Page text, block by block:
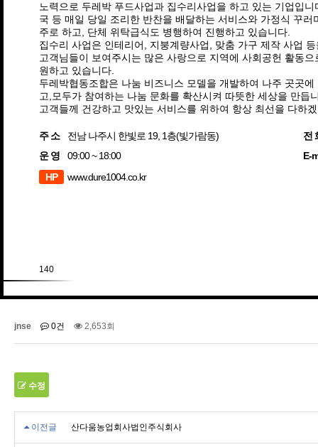
노력으로 두레박 푸드사업과 집수리사업을 하고 있는 기업입
국 등 매일 당일 조리한 반찬을 배달하는 서비스와 가정식 꾸
주로 하고, 단체 위탁급식도 병행하여 진행하고 있습니다.
집수리 사업은 인테리어, 지붕계량사업, 맞춤 가구 제작 사업
고객님들이 보여주시는 많은 사랑으로 지역에 사회공헌 활동
원하고 있습니다.
두레박협동조합은 나눔 비즈니스 모델을 개발하여 나주 곳곳
고,모두가 참여하는 나눔 문화를 확산시켜 따뜻한 세상을 만듭
고객들께 건강하고 맛있는 서비스를 위하여 항상 최선을 다하
주 소
전남 나주시 한빛로 19, 1층(빛가람동)
운 영
09:00 ~ 18:00
HP
www.dure1004.co.kr
전
E-
140
jnse 0건 2,653회
수정
이전글 산다움농업회사법인주식회사